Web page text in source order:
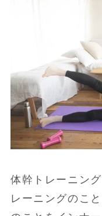
体幹トレーニン
レーニングのこ